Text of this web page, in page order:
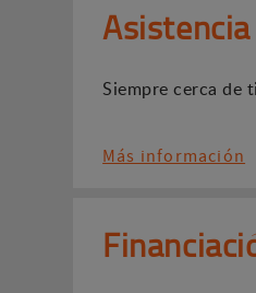
Siempre cerca de ti
Más información